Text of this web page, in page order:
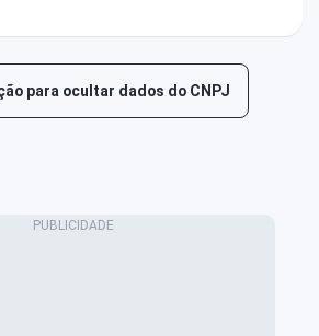
para ocultar dados do CNPJ